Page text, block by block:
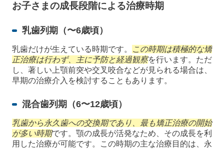
お子さまの成長段階による治療時期
乳歯列期（〜6歳頃）
乳歯だけが生えている時期です。
この時期は積極的な矯
正治療は行わず、主に予防と経過観察を行います。ただ
し、著しい上顎前突や交叉咬合などが見られる場合は、
早期の治療介入を検討することもあります。
混合歯列期（6〜12歳頃）
乳歯から永久歯への交換期であり、最も矯正治療の開始
が多い時期です。顎の成長が活発なため、その成長を利
用した治療が可能です。この時期の主な治療目的は、永